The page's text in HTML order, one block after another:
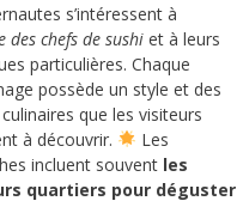
s’intéressent à
des chefs de sushi et à leurs
particulières. Chaque
possède un style et des
que les visiteurs
à découvrir.
Les
incluent souvent les
quartiers pour déguster